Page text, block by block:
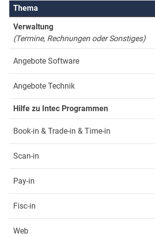
Thema
Verwaltung
(Termine, Rechnungen oder Sonstiges)
Angebote Software
Angebote Technik
Hilfe zu Intec Programmen
Book-in & Trade-in & Time-in
Scan-in
Pay-in
Fisc-in
Web